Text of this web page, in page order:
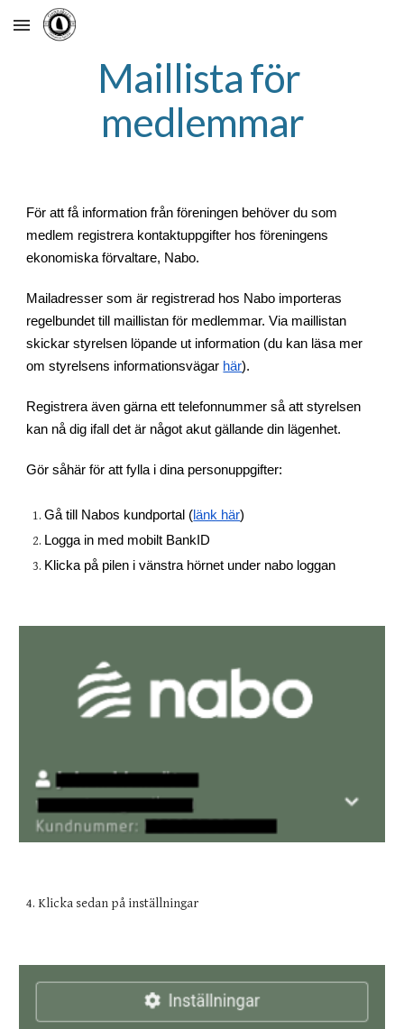
Skip to main content
Maillista för
medlemmar
För att få information från föreningen behöver du som
medlem registrera kontaktuppgifter hos föreningens
ekonomiska förvaltare, Nabo.
Mailadresser som är registrerad hos Nabo importeras
regelbundet till maillistan för medlemmar. Via maillistan
skickar styrelsen löpande ut information (du kan läsa mer
om styrelsens informationsvägar här).
Registrera även gärna ett telefonnummer så att styrelsen
kan nå dig ifall det är något akut gällande din lägenhet.
Gör såhär för att fylla i dina personuppgifter:
Gå till Nabos kundportal (länk här)
Logga in med mobilt BankID
Klicka på pilen i vänstra hörnet under nabo loggan
4. Klicka sedan på inställningar